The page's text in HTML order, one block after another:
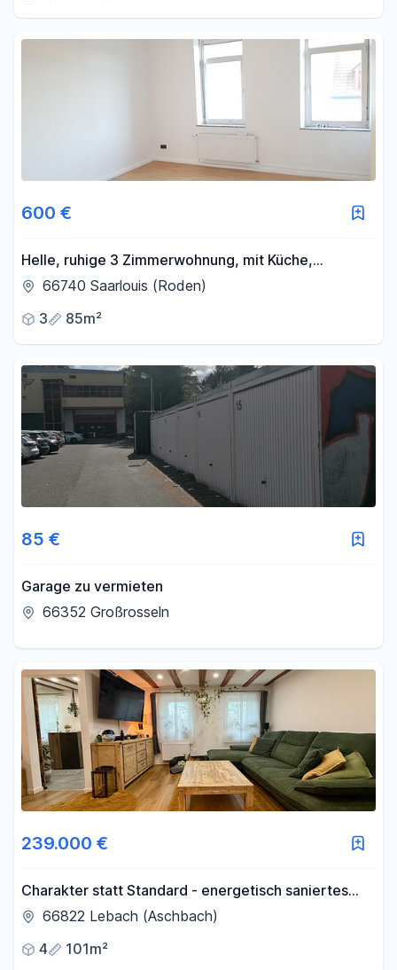
600 €
Helle, ruhige 3 Zimmerwohnung, mit Küche,
Stellplatz und Garten
66740 Saarlouis (Roden)
3
85m²
85 €
Garage zu vermieten
66352 Großrosseln
239.000 €
Charakter statt Standard - energetisch saniertes
Wohnhaus
66822 Lebach (Aschbach)
4
101m²